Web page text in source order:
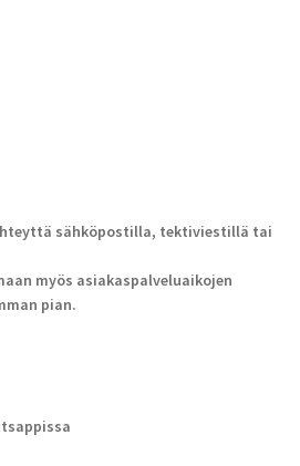
sähköpostilla, tektiviestillä tai
myös asiakaspalveluaikojen
pian.